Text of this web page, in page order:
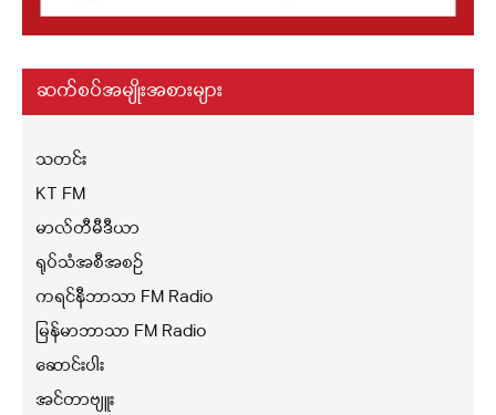
ဆက်စပ်အမျိုးအစားများ
သတင်း
KT FM
မာလ်တီမီဒီယာ
ရုပ်သံအစီအစဉ်
ကရင်နီဘာသာ FM Radio
မြန်မာဘာသာ FM Radio
ဆောင်းပါး
အင်တာဗျူး